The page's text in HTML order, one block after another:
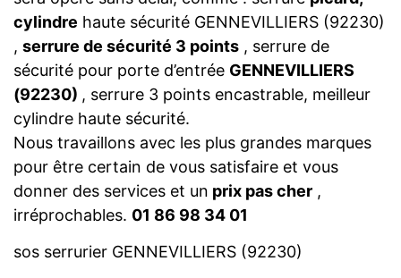
cylindre haute sécurité GENNEVILLIERS (92230)
, serrure de sécurité 3 points , serrure de
sécurité pour porte d’entrée GENNEVILLIERS
(92230) , serrure 3 points encastrable, meilleur
cylindre haute sécurité.
Nous travaillons avec les plus grandes marques
pour être certain de vous satisfaire et vous
donner des services et un prix pas cher ,
irréprochables. 01 86 98 34 01
sos serrurier GENNEVILLIERS (92230)